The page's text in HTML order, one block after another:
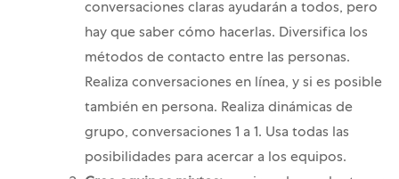
conversaciones claras ayudarán a todos, pero
hay que saber cómo hacerlas. Diversifica los
métodos de contacto entre las personas.
Realiza conversaciones en línea, y si es posible
también en persona. Realiza dinámicas de
grupo, conversaciones 1 a 1. Usa todas las
posibilidades para acercar a los equipos.